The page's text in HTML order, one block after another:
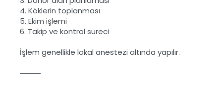
4. Köklerin toplanması
5. Ekim işlemi
6. Takip ve kontrol süreci
İşlem genellikle lokal anestezi altında yapılır.
⸻